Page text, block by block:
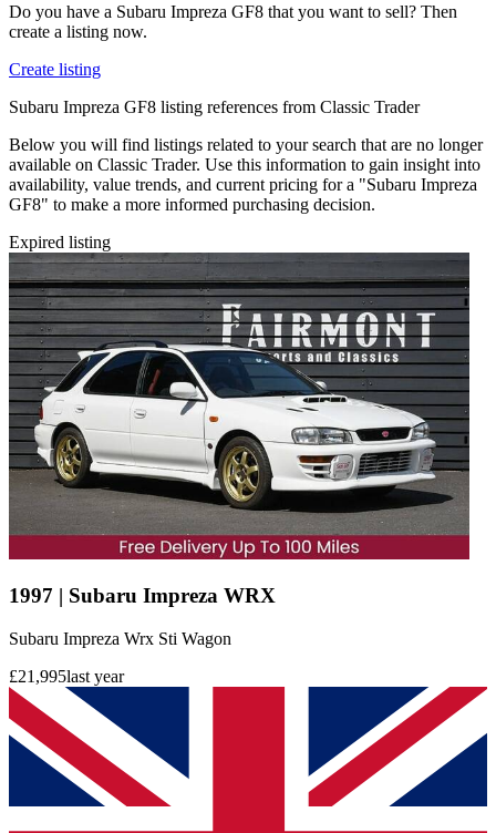
Do you have a Subaru Impreza GF8 that you want to sell? Then
create a listing now.
Create listing
Subaru Impreza GF8 listing references from Classic Trader
Below you will find listings related to your search that are no longer
available on Classic Trader. Use this information to gain insight into
availability, value trends, and current pricing for a "Subaru Impreza
GF8" to make a more informed purchasing decision.
Expired listing
1997 | Subaru Impreza WRX
Subaru Impreza Wrx Sti Wagon
£21,995last year